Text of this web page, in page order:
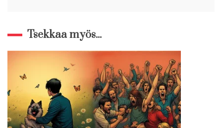
Tsekkaa myös...